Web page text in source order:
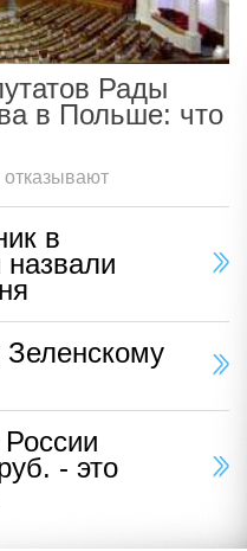
Рады
в Польше: что
в
назвали
Зеленскому
- это